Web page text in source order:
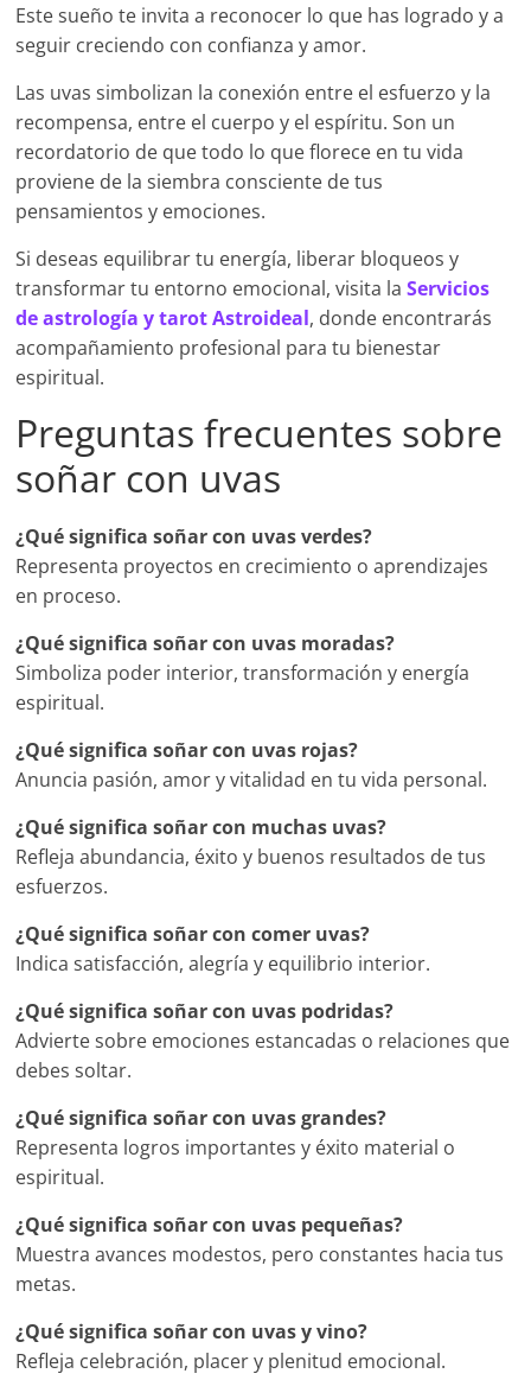
Este sueño te invita a reconocer lo que has logrado y a
seguir creciendo con confianza y amor.
Las uvas simbolizan la conexión entre el esfuerzo y la
recompensa, entre el cuerpo y el espíritu. Son un
recordatorio de que todo lo que florece en tu vida
proviene de la siembra consciente de tus
pensamientos y emociones.
Si deseas equilibrar tu energía, liberar bloqueos y
transformar tu entorno emocional, visita laServicios
de astrología y tarot Astroideal, donde encontrarás
acompañamiento profesional para tu bienestar
espiritual.
Preguntas frecuentes sobre
soñar con uvas
¿Qué significa soñar con uvas verdes?
Representa proyectos en crecimiento o aprendizajes
en proceso.
¿Qué significa soñar con uvas moradas?
Simboliza poder interior, transformación y energía
espiritual.
¿Qué significa soñar con uvas rojas?
Anuncia pasión, amor y vitalidad en tu vida personal.
¿Qué significa soñar con muchas uvas?
Refleja abundancia, éxito y buenos resultados de tus
esfuerzos.
¿Qué significa soñar con comer uvas?
Indica satisfacción, alegría y equilibrio interior.
¿Qué significa soñar con uvas podridas?
Advierte sobre emociones estancadas o relaciones que
debes soltar.
¿Qué significa soñar con uvas grandes?
Representa logros importantes y éxito material o
espiritual.
¿Qué significa soñar con uvas pequeñas?
Muestra avances modestos, pero constantes hacia tus
metas.
¿Qué significa soñar con uvas y vino?
Refleja celebración, placer y plenitud emocional.